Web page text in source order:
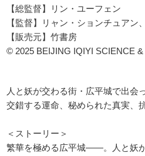
【総監督】リン・ユーフェン
【監督】リャン・ションチュア
【販売元】竹書房
© 2025 BEIJING IQIYI SCIENCE
人と妖が交わる街・広平城で出会
交錯する運命、秘められた真実、
＜ストーリー＞
繁華を極める広平城――。人と妖